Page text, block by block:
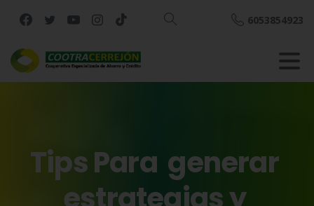
Buscar
6053854923
TipsPara generar
estrategiasy